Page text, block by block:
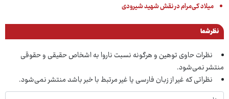
میلاد کی‌مرام در نقش شهید شیرودی
نظر شما
نظرات حاوی توهین و هرگونه نسبت ناروا به اشخاص حقیقی و حقوقی
منتشر نمی‌شود.
نظراتی که غیر از زبان فارسی یا غیر مرتبط با خبر باشد منتشر نمی‌شود.